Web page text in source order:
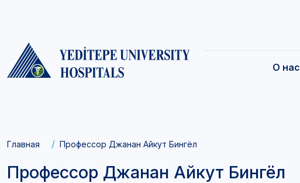
О нас
Breadcrumb
Главная Профессор Джанан Айкут Бингёл
Профессор Джанан Айкут Бингёл